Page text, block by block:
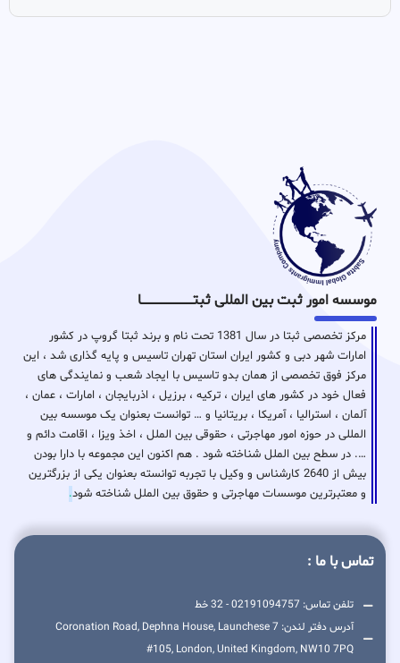
موسسه امور ثبت بین المللی ثبتـــــــــــــــــــــــــــــا
مرکز تخصصی ثبتا در سال 1381 تحت نام و برند ثبتا گروپ در کشور
امارات شهر دبی و کشور ایران استان تهران تاسیس و پایه گذاری شد ، این
مرکز فوق تخصصی از همان بدو تاسیس با ایجاد شعب و نمایندگی های
فعال خود در کشور های ایران ، ترکیه ، برزیل ، اذربایجان ، امارات ، عمان ،
آلمان ، استرالیا ، آمریکا ، بریتانیا و … توانست بعنوان یک موسسه بین
المللی در حوزه امور مهاجرتی ، حقوقی بین الملل ، اخذ ویزا ، اقامت دائم و
…. در سطح بین الملل شناخته شود . هم اکنون این مجموعه با دارا بودن
بیش از 2640 کارشناس و وکیل با تجربه توانسته بعنوان یکی از بزرگترین
و معتبرترین موسسات مهاجرتی و حقوق بین الملل شناخته شود.
تماس با ما :
تلفن تماس: 02191094757 - 32 خط
آدرس دفتر لندن: 7 Coronation Road, Dephna House, Launchese
#105, London, United Kingdom, NW10 7PQ